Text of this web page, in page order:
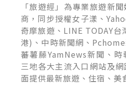
「旅遊經」為專業旅遊新
商，同步授權女子漾、
奇摩旅遊、LINE TODAY
港)、中時新聞網、
蕃薯藤YamNews新聞、
三地各大主流入口網站及
面提供最新旅遊、住宿、美